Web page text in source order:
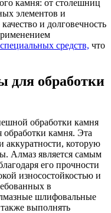
камня: от столешниц
элементов и
и долговечность
средств, что
для обработки
обработки камня
камня. Эта
аккуратности, которую
Алмаз является самым
его прочности
износостойкостью и
в
шлифовальные
выполнять